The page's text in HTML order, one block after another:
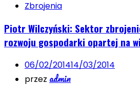
Zbrojenia
Piotr Wilczyński: Sektor
rozwoju gospodarki opartej na
06/02/201414/03/2014
przez admin